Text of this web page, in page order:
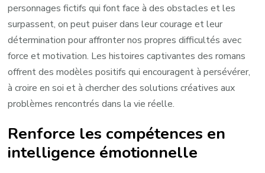
personnages fictifs qui font face à des obstacles et les
surpassent, on peut puiser dans leur courage et leur
détermination pour affronter nos propres difficultés avec
force et motivation. Les histoires captivantes des romans
offrent des modèles positifs qui encouragent à persévérer,
à croire en soi et à chercher des solutions créatives aux
problèmes rencontrés dans la vie réelle.
Renforce les compétences en
intelligence émotionnelle